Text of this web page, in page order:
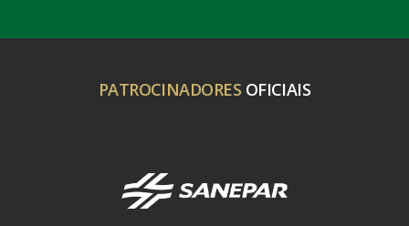
PATROCINADORES OFICIAIS